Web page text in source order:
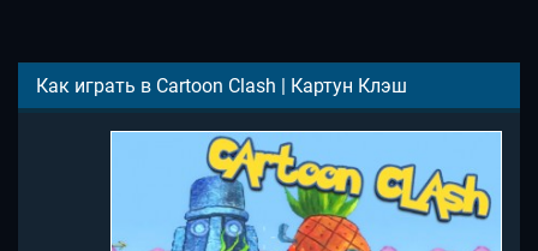
Как играть в Cartoon Clash | Картун Клэш